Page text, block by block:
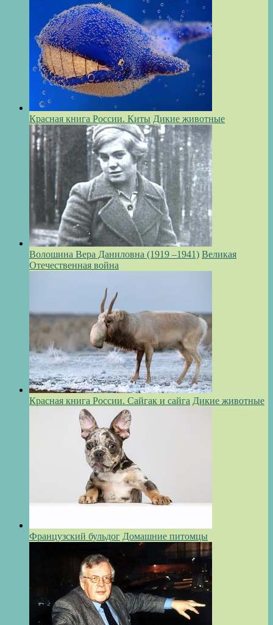
Красная книга России. Киты Дикие животные
Волошина Вера Даниловна (1919 –1941) Великая
Отечественная война
Красная книга России. Сайгак и сайга Дикие животные
Французский бульдог Домашние питомцы